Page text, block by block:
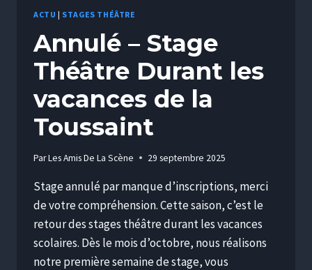
ACTU | STAGES THÉÂTRE
Annulé – Stage
Théâtre Durant les
vacances de la
Toussaint
ParLes Amis De La Scène 29 septembre 2025
Stage annulé par manque d’inscriptions, merci
de votre compréhension. Cette saison, c’est le
retour des stages théâtre durant les vacances
scolaires. Dès le mois d’octobre, nous réalisons
notre première semaine de stage, vous